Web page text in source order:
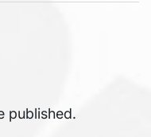
published.